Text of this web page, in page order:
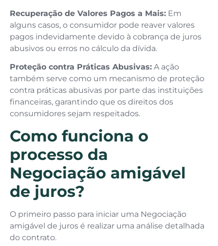
Recuperação de Valores Pagos a Mais: Em
alguns casos, o consumidor pode reaver valores
pagos indevidamente devido à cobrança de juros
abusivos ou erros no cálculo da dívida.
Proteção contra Práticas Abusivas: A ação
também serve como um mecanismo de proteção
contra práticas abusivas por parte das instituições
financeiras, garantindo que os direitos dos
consumidores sejam respeitados.
Como funciona o
processo da
Negociação amigável
de juros?
O primeiro passo para iniciar uma Negociação
amigável de juros é realizar uma análise detalhada
do contrato.